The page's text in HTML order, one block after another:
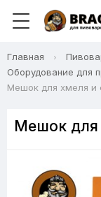
Главная
Оборудование для
Мешок для хмеля и
Мешок для